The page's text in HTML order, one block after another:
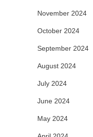
November 2024
October 2024
September 2024
August 2024
July 2024
June 2024
May 2024